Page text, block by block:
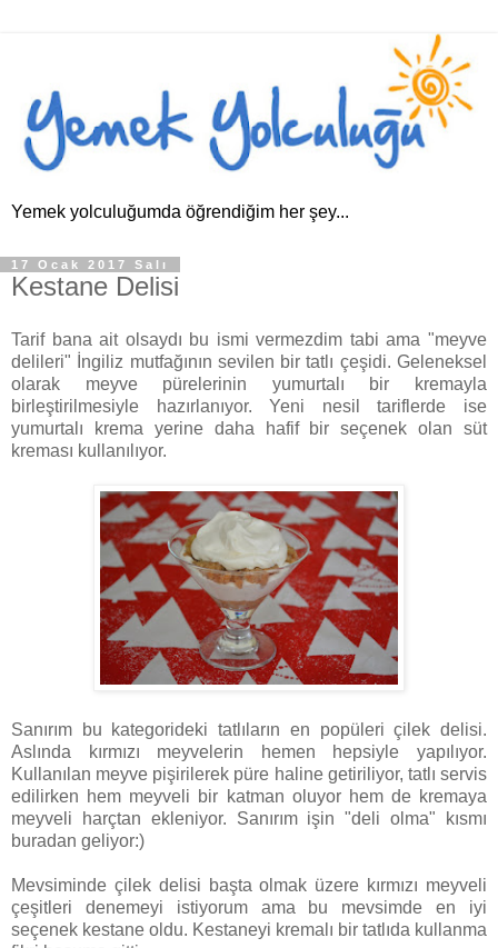
Yemek yolculuğumda öğrendiğim her şey...
17 Ocak 2017 Salı
Kestane Delisi
Tarif bana ait olsaydı bu ismi vermezdim tabi ama "meyve
delileri" İngiliz mutfağının sevilen bir tatlı çeşidi. Geleneksel
olarak meyve pürelerinin yumurtalı bir kremayla
birleştirilmesiyle hazırlanıyor. Yeni nesil tariflerde ise
yumurtalı krema yerine daha hafif bir seçenek olan süt
kreması kullanılıyor.
Sanırım bu kategorideki tatlıların en popüleri çilek delisi.
Aslında kırmızı meyvelerin hemen hepsiyle yapılıyor.
Kullanılan meyve pişirilerek püre haline getiriliyor, tatlı servis
edilirken hem meyveli bir katman oluyor hem de kremaya
meyveli harçtan ekleniyor. Sanırım işin "deli olma" kısmı
buradan geliyor:)
Mevsiminde çilek delisi başta olmak üzere kırmızı meyveli
çeşitleri denemeyi istiyorum ama bu mevsimde en iyi
seçenek kestane oldu. Kestaneyi kremalı bir tatlıda kullanma